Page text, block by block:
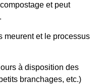
et peut
meurent et le processus
à disposition des
branchages, etc.)